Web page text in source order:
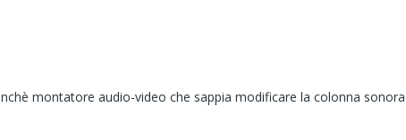
montatore audio-video che sappia modificare la colonna